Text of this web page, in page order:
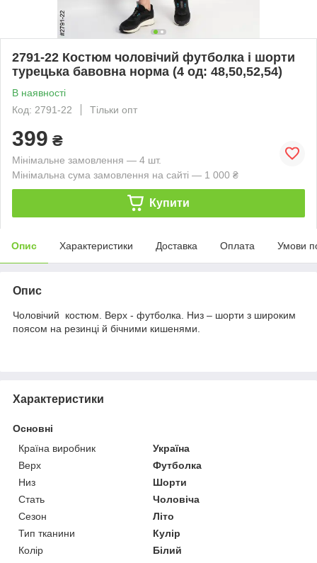
2791-22 Костюм чоловічий футболка і шорти
турецька бавовна норма (4 од: 48,50,52,54)
В наявності
Код: 2791-22
Тільки опт
399 ₴
Мінімальне замовлення — 4 шт.
Мінімальна сума замовлення на сайті — 1 000 ₴
Купити
Опис Характеристики Доставка Оплата Умови
Опис
Чоловічий костюм. Верх - футболка. Низ – шорти з широким
поясом на резинці й бічними кишенями.
Характеристики
Основні
Країна виробник
Україна
Верх
Футболка
Низ
Шорти
Стать
Чоловіча
Сезон
Літо
Тип тканини
Кулір
Колір
Білий